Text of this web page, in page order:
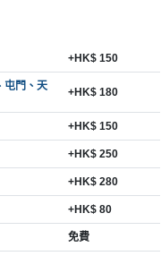
+HK$ 150
屯門、天
+HK$ 180
+HK$ 150
+HK$ 250
+HK$ 280
+HK$ 80
免費